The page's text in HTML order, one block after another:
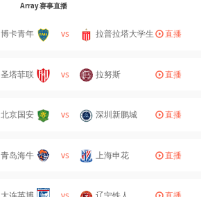
Array 赛事直播
博卡青年 vs 拉普拉塔大学生 直播
圣塔菲联 vs 拉努斯 直播
北京国安 vs 深圳新鹏城 直播
青岛海牛 vs 上海申花 直播